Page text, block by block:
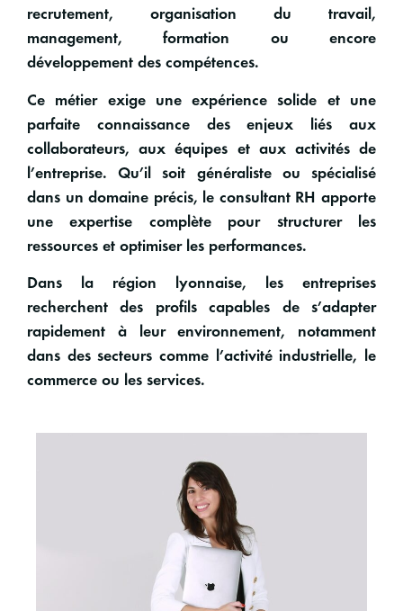
recrutement, organisation du travail,
management, formation ou encore
développement des compétences.
Ce métier exige une expérience solide et une
parfaite connaissance des enjeux liés aux
collaborateurs, aux équipes et aux activités de
l’entreprise. Qu’il soit généraliste ou spécialisé
dans un domaine précis, le consultant RH apporte
une expertise complète pour structurer les
ressources et optimiser les performances.
Dans la région lyonnaise, les entreprises
recherchent des profils capables de s’adapter
rapidement à leur environnement, notamment
dans des secteurs comme l’activité industrielle, le
commerce ou les services.